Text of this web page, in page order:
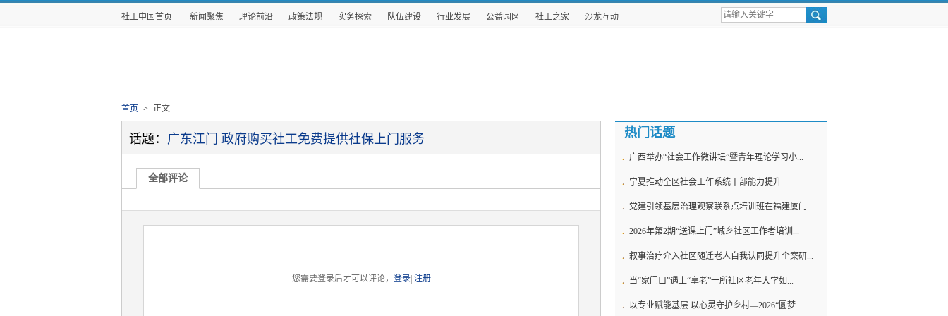
社工中国首页 新闻聚焦 理论前沿 政策法规 实务探索 队伍建设 行业发展 公益园区 社工之家 沙龙互动
首页 > 正文
话题： 广东江门 政府购买社工免费提供社保上门服务
全部评论
您需要登录后才可以评论， 登录| 注册
热门话题
广西举办“社会工作微讲坛”暨青年理论学习小...
宁夏推动全区社会工作系统干部能力提升
党建引领基层治理观察联系点培训班在福建厦门...
2026年第2期“送课上门”城乡社区工作者培训...
叙事治疗介入社区随迁老人自我认同提升个案研...
当“家门口”遇上“享老”一所社区老年大学如...
以专业赋能基层 以心灵守护乡村—2026“圆梦...